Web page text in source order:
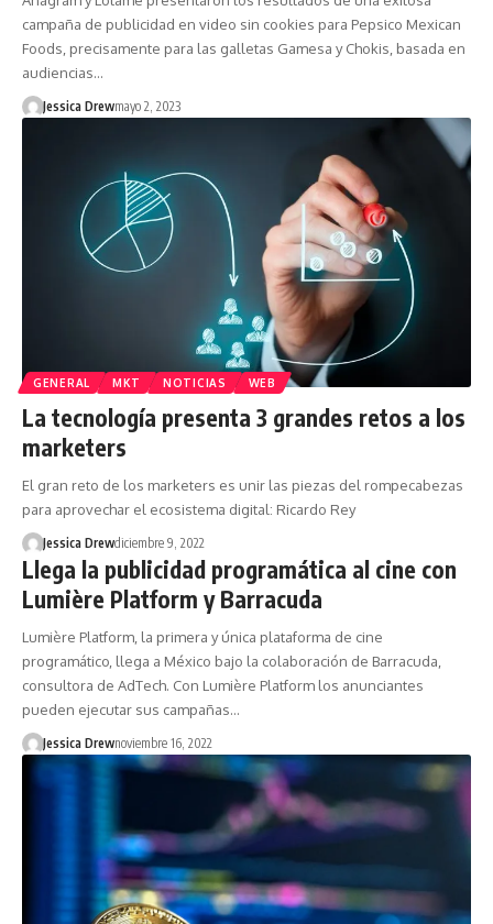
campaña de publicidad en video sin cookies para Pepsico Mexican
Foods, precisamente para las galletas Gamesa y Chokis, basada en
audiencias…
Jessica Drewmayo 2, 2023
GENERAL MKT NOTICIAS WEB
La tecnología presenta 3 grandes retos a los
marketers
El gran reto de los marketers es unir las piezas del rompecabezas
para aprovechar el ecosistema digital: Ricardo Rey
Jessica Drewdiciembre 9, 2022
Llega la publicidad programática al cine con
Lumière Platform y Barracuda
Lumière Platform, la primera y única plataforma de cine
programático, llega a México bajo la colaboración de Barracuda,
consultora de AdTech. Con Lumière Platform los anunciantes
pueden ejecutar sus campañas…
Jessica Drewnoviembre 16, 2022